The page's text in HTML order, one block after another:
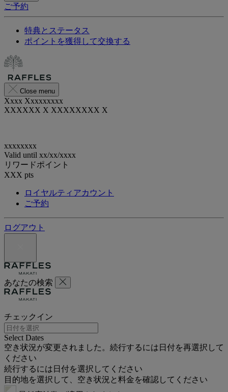
ご予約
特典とステータス
ポイントを獲得して交換する
Close menu
Xxxx Xxxxxxxxx
XXXXXX X XXXXXXXX X
xxxxxxxx
Valid until xx/xx/xxxx
リワードポイント
XXX pts
ロイヤルティアカウント
ご予約
ログアウト
あなたの検索
チェックイン
Select Dates
空き状況が変更されました。続行するには日付を再選択して
ください
続行するには日付を選択してください
目的地を選択して、空き状況と料金を確認してください